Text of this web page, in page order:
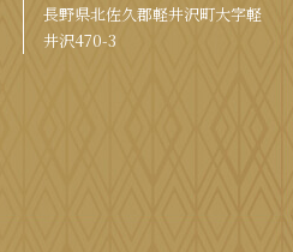
⻑野県北佐久郡軽井沢町⼤字軽
井沢470-3